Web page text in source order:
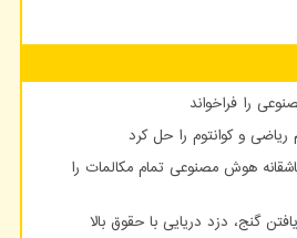
را فراخواند
هوش مصنوعی تمام مکالمات را
گنج، دزد دریایی با حقوق بالا